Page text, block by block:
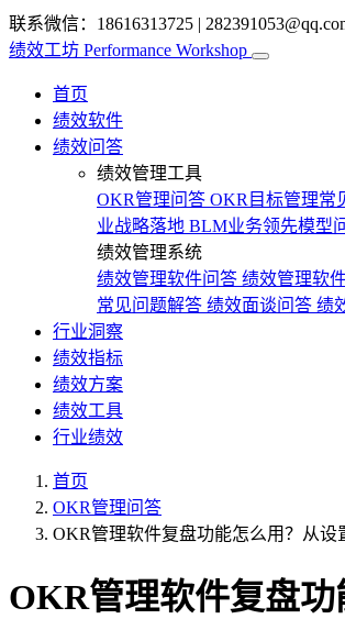
联系微信：18616313725 |
绩效工坊 Performance Workshop
首页
绩效软件
绩效问答
绩效管理工具
OKR管理问答 OKR目标管理常
业战略落地 BLM业务领先模型
绩效管理系统
绩效管理软件问答 绩效管理软
常见问题解答 绩效面谈问答 绩
行业洞察
绩效指标
绩效方案
绩效工具
行业绩效
首页
OKR管理问答
OKR管理软件复盘功能怎么用？从设
OKR管理软件复盘